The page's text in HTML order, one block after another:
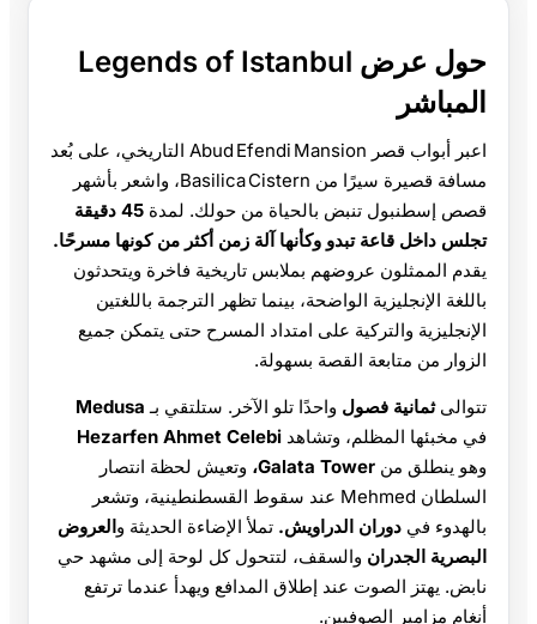
حول عرض Legends of Istanbul
المباشر
اعبر أبواب قصر Abud Efendi Mansion التاريخي، على بُعد
مسافة قصيرة سيرًا من Basilica Cistern، واشعر بأشهر
قصص إسطنبول تنبض بالحياة من حولك. لمدة
45 دقيقة
تجلس داخل قاعة تبدو وكأنها آلة زمن أكثر من كونها مسرحًا.
يقدم الممثلون عروضهم بملابس تاريخية فاخرة ويتحدثون
باللغة الإنجليزية الواضحة، بينما تظهر الترجمة باللغتين
الإنجليزية والتركية على امتداد المسرح حتى يتمكن جميع
الزوار من متابعة القصة بسهولة.
تتوالىثمانية فصول واحدًا تلو الآخر. ستلتقي بـ Medusa
في مخبئها المظلم، وتشاهد Hezarfen Ahmet Celebi
وهو ينطلق من Galata Tower، وتعيش لحظة انتصار
السلطان Mehmed عند سقوط القسطنطينية، وتشعر
بالهدوء في دوران الدراويش. تملأ الإضاءة الحديثة والعروض
البصرية الجدران والسقف، لتتحول كل لوحة إلى مشهد حي
نابض. يهتز الصوت عند إطلاق المدافع ويهدأ عندما ترتفع
أنغام مزامير الصوفيين.